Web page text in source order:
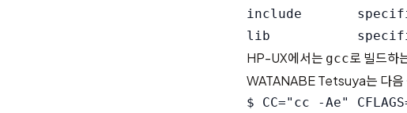
include
HP-UX에서는 gcc로 빌드하
WATANABE Tetsuya는 다음